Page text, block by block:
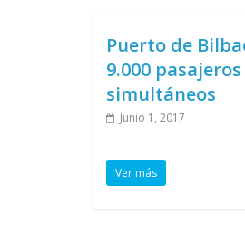
Puerto de
9.000
simultáneos
Junio 1, 2017
Ver más